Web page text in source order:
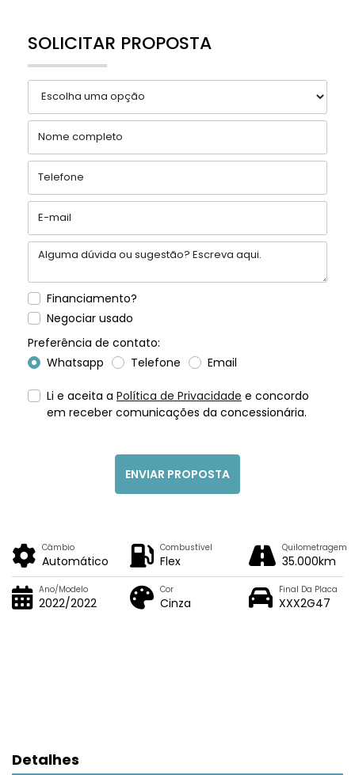
SOLICITAR PROPOSTA
Financiamento?
Negociar usado
Preferência de contato:
Whatsapp
Telefone Email
Li e aceita a Política de Privacidade e concordo
em receber comunicações da concessionária.
ENVIAR PROPOSTA
Câmbio
Automático
Combustível
Flex
Quilometragem
35.000km
Ano/Modelo
2022/2022
Cor
Cinza
Final Da Placa
XXX2G47
Detalhes